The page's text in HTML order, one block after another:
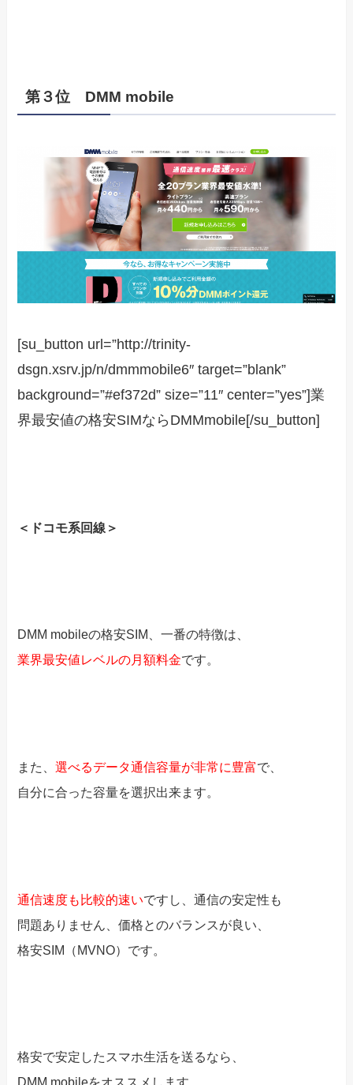
第３位 DMM mobile
[su_button url=”http://trinity-
dsgn.xsrv.jp/n/dmmmobile6″ target=”blank”
background=”#ef372d” size=”11″ center=”yes”]業
界最安値の格安SIMならDMMmobile[/su_button]
＜ドコモ系回線＞
DMM mobileの格安SIM、一番の特徴は、
業界最安値レベルの月額料金です。
また、選べるデータ通信容量が非常に豊富で、
自分に合った容量を選択出来ます。
通信速度も比較的速いですし、通信の安定性も
問題ありません、価格とのバランスが良い、
格安SIM（MVNO）です。
格安で安定したスマホ生活を送るなら、